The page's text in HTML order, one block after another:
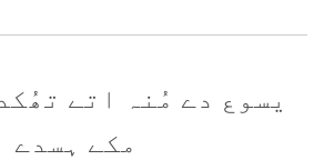
یسوع دے مُنہ اتے
مکے ہسدے